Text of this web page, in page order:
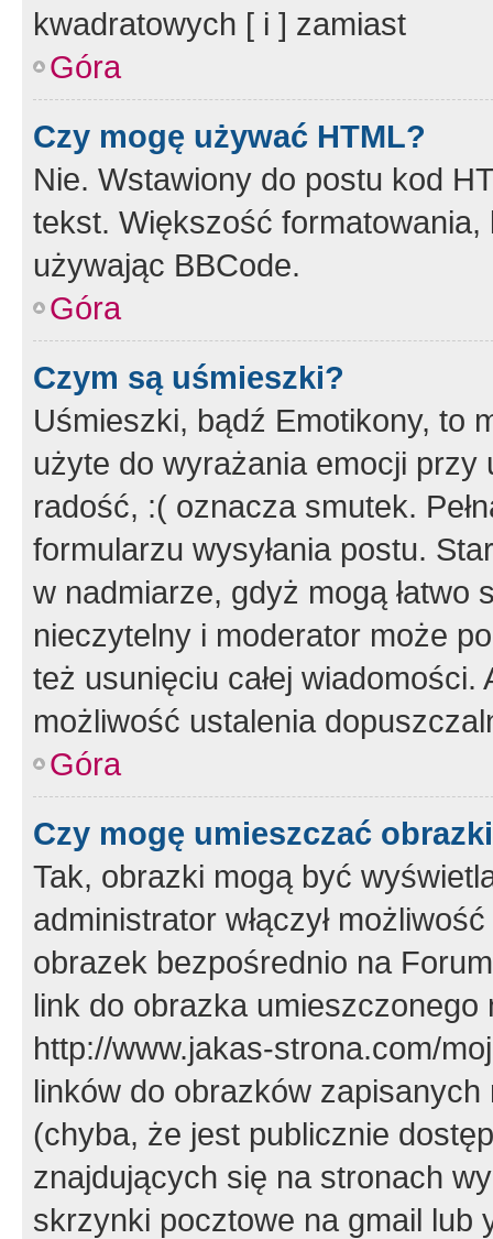
kwadratowych [ i ] zamiast
Góra
Czy mogę używać HTML?
Nie. Wstawiony do postu kod
tekst. Większość
używając BBCode.
Góra
Czym są uśmieszki?
Uśmieszki, bądź Emotikony, to
użyte do wyrażania emocji
radość, :( oznacza smutek.
formularzu wysyłania postu.
w nadmiarze, gdyż mogą
nieczytelny i moderator może
też usunięciu całej
możliwość ustalenia
Góra
Czy mogę umieszczać
Tak, obrazki mogą być
administrator włączył
obrazek bezpośrednio na
link do obrazka
http://www.jakas-strona.com/
linków do obrazków
(chyba, że jest publicznie
znajdujących się na stronach
skrzynki pocztowe na gmail lub